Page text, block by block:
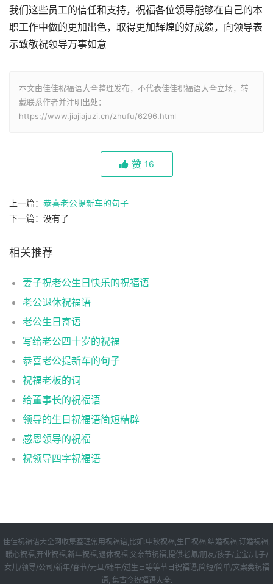
我们这些员工的信任和支持，祝福各位领导能够在自己的本
职工作中做的更加出色，取得更加辉煌的好成绩，向领导表
示致敬祝领导万事如意
本文由佳佳祝福语大全整理发布，不代表佳佳祝福语大全立场，转
载联系作者并注明出处：
https://www.jiajiajuzi.cn/zhufu/6296.html
赞 16
上一篇： 恭喜老公提新车的句子
下一篇：没有了
相关推荐
妻子祝老公生日快乐的祝福语
老公退休祝福语
老公生日寄语
写给老公四十岁的祝福
恭喜老公提新车的句子
祝福老板的词
给董事长的祝福语
领导的生日祝福语简短精辟
感恩领导的祝福
祝领导四字祝福语
佳佳祝福语大全网收集整理常用祝福语,比如:中秋祝福,生日祝福,结婚祝福,订婚祝福,
暖心祝福,开业祝福,新年祝福,退休祝福,父亲节祝福,提供老师/朋友/孩子/宝宝/儿子/
女儿/领导/公司/新年/春节/元旦/端午/过生日等等节日祝福语,简短/简单/文案类祝福
语, 集古今祝福语大全.